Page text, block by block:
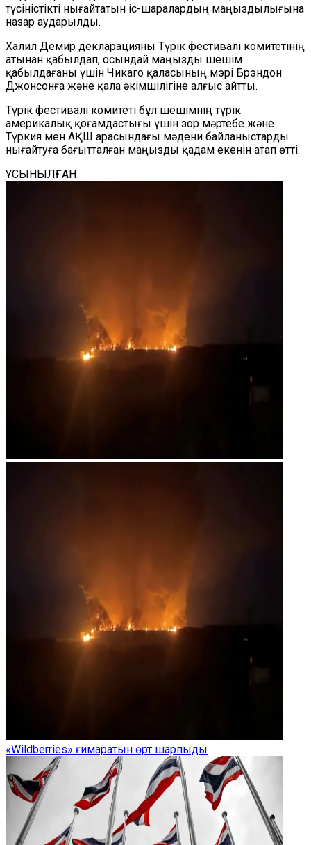
түсіністікті нығайтатын іс-шаралардың маңыздылығына
назар аударылды.
Халил Демир декларацияны Түрік фестивалі комитетінің
атынан қабылдап, осындай маңызды шешім
қабылдағаны үшін Чикаго қаласының мэрі Брэндон
Джонсонға және қала әкімшілігіне алғыс айтты.
Түрік фестивалі комитеті бұл шешімнің түрік
америкалық қоғамдастығы үшін зор мәртебе және
Түркия мен АҚШ арасындағы мәдени байланыстарды
нығайтуға бағытталған маңызды қадам екенін атап өтті.
ҰСЫНЫЛҒАН
«Wildberries» ғимаратын өрт шарпыды